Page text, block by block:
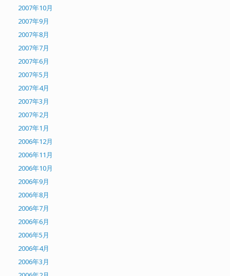
2007年10月
2007年9月
2007年8月
2007年7月
2007年6月
2007年5月
2007年4月
2007年3月
2007年2月
2007年1月
2006年12月
2006年11月
2006年10月
2006年9月
2006年8月
2006年7月
2006年6月
2006年5月
2006年4月
2006年3月